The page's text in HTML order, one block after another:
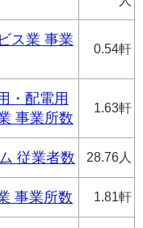
ス業 事業
0.54軒
・配電用
事業所数
1.63軒
従業者数 28.76人
事業所数 1.81軒